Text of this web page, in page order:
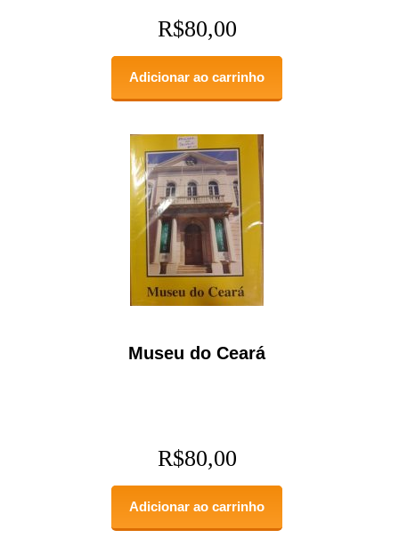
R$80,00
Adicionar ao carrinho
Museu do Ceará
R$80,00
Adicionar ao carrinho